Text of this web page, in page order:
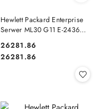
Hewlett Packard Enterprise
Serwer ML30 G11 E-2436
Cena:
26281.86
Cena:
26281.86